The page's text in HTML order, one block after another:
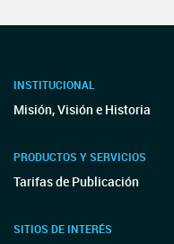
INSTITUCIONAL
Misión, Visión e Historia
PRODUCTOS Y SERVICIOS
Tarifas de Publicación
SITIOS DE INTERÉS